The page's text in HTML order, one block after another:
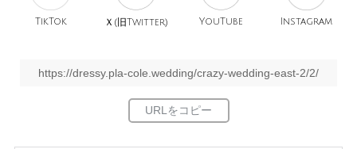
TikTok Ｘ(旧Twitter) YouTube Instagram
https://dressy.pla-cole.wedding/crazy-wedding-east-2/2/